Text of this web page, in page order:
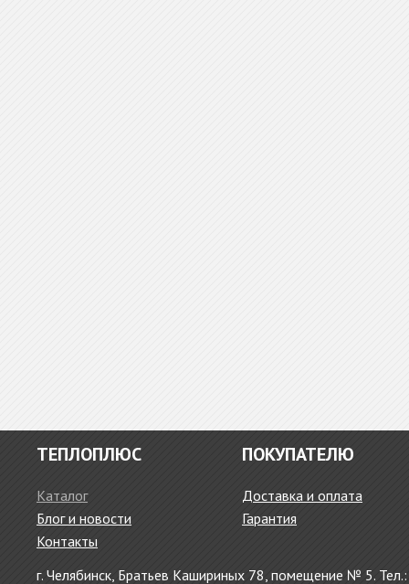
ТЕПЛОПЛЮС
Каталог
Блог и новости
Контакты
ПОКУПАТЕЛЮ
Доставка и оплата
Гарантия
г. Челябинск, Братьев Кашириных 78, помещение № 5.